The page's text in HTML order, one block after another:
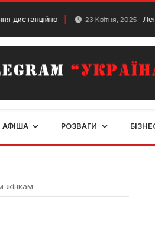
23 Квітня, 2025 Легенди про
АФІША РОЗВАГИ
жінкам